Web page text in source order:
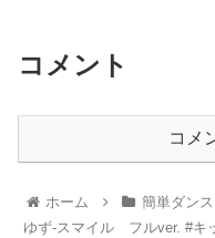
コメント
コメ
ホーム 簡単ダンス
ゆず-スマイル フルver. #キ